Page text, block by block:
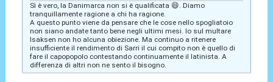
Sì è vero, la Danimarca non si è qualificata 😄. Diamo
tranquillamente ragione a chi ha ragione.
A questo punto viene da pensare che le cose nello spogliatoio
non siano andate tanto bene negli ultimi mesi. Io sul multare
Isaksen non ho alcuna obiezione. Ma continuo a ritenere
insufficiente il rendimento di Sarri il cui compito non è quello di
fare il capopopolo contestando continuamente il latinista. A
differenza di altri non ne sento il bisogno.